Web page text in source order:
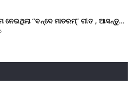
ନେଇଥିଲା “ବନ୍ଦେ ମାତରମ୍” ଗୀତ , ଆସନ୍ତୁ…